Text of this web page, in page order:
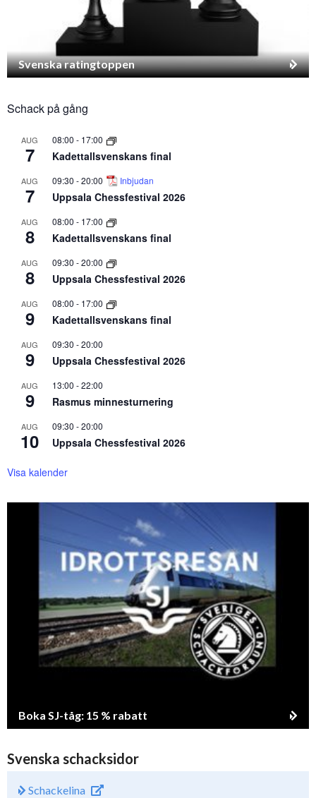
Svenska ratingtoppen
Schack på gång
AUG
7
08:00 - 17:00
Kadettallsvenskans final
AUG
7
09:30 -20:00 Inbjudan
Uppsala Chessfestival 2026
AUG
8
08:00 - 17:00
Kadettallsvenskans final
AUG
8
09:30 -20:00
Uppsala Chessfestival 2026
AUG
9
08:00 - 17:00
Kadettallsvenskans final
AUG
9
09:30 -20:00
Uppsala Chessfestival 2026
AUG
9
13:00 -22:00
Rasmus minnesturnering
AUG
10
09:30 -20:00
Uppsala Chessfestival 2026
Visa kalender
Boka SJ-tåg: 15 % rabatt
Svenska schacksidor
Schackelina